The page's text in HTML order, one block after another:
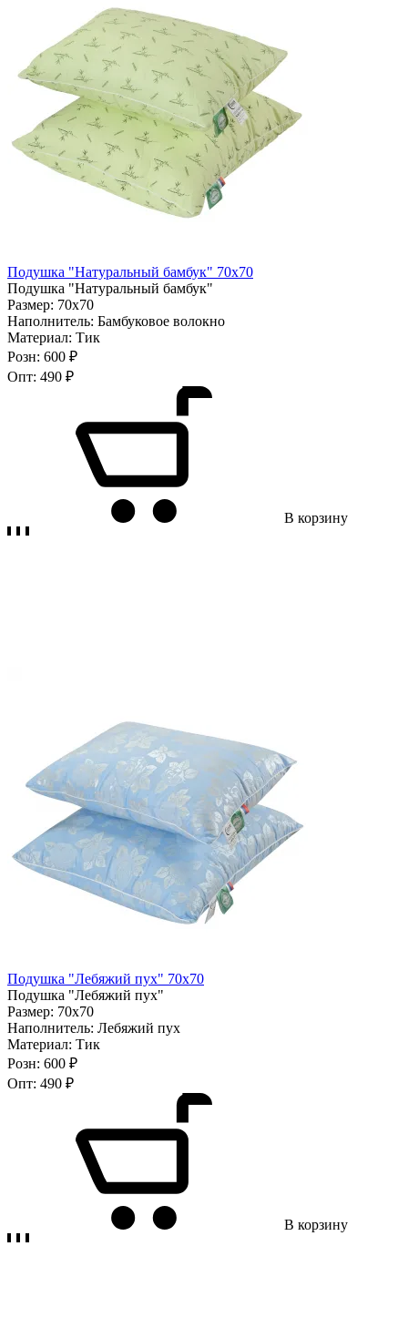
Подушка "Натуральный бамбук" 70х70
Подушка "Натуральный бамбук"
Размер: 70х70
Наполнитель: Бамбуковое волокно
Материал: Тик
Розн: 600 ₽
Опт: 490 ₽
В корзину
Подушка "Лебяжий пух" 70х70
Подушка "Лебяжий пух"
Размер: 70х70
Наполнитель: Лебяжий пух
Материал: Тик
Розн: 600 ₽
Опт: 490 ₽
В корзину